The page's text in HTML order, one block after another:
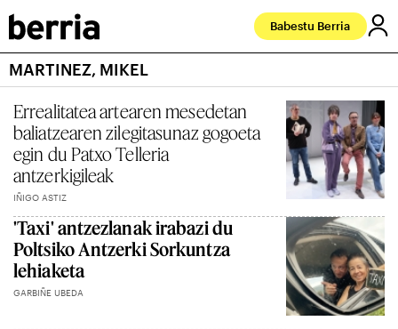
Babestu Berria
MARTINEZ, MIKEL
Errealitatea artearen mesedetan
baliatzearen zilegitasunaz gogoeta
egin du Patxo Telleria
antzerkigileak
IÑIGO ASTIZ
'Taxi' antzezlanak irabazi du
Poltsiko Antzerki Sorkuntza
lehiaketa
GARBIÑE UBEDA